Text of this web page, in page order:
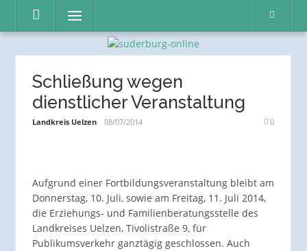
Inhalt
Menü
Schließung wegen
dienstlicher Veranstaltung
Landkreis Uelzen 08/07/2014 0
Aufgrund einer Fortbildungsveranstaltung bleibt am
Donnerstag, 10. Juli, sowie am Freitag, 11. Juli 2014,
die Erziehungs- und Familienberatungsstelle des
Landkreises Uelzen, Tivolistraße 9, für
Publikumsverkehr ganztägig geschlossen. Auch